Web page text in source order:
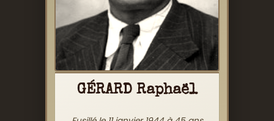
GÉRARD Raphaël